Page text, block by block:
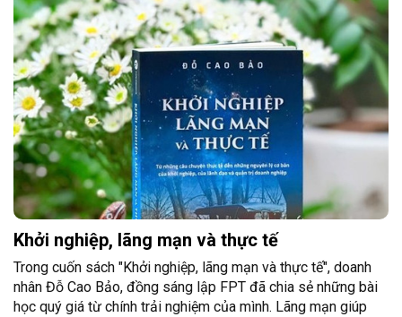
Khởi nghiệp, lãng mạn và thực tế
Trong cuốn sách "Khởi nghiệp, lãng mạn và thực tế", doanh
nhân Đỗ Cao Bảo, đồng sáng lập FPT đã chia sẻ những bài
học quý giá từ chính trải nghiệm của mình. Lãng mạn giúp